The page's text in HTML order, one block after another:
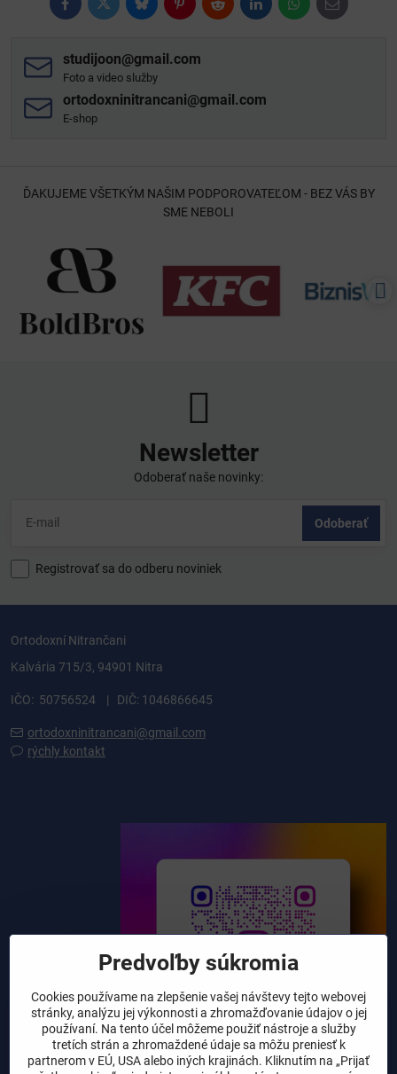
FacebookTwitterBlueskyPinterestRedditLinkedInWhatsApp
E-
mail
studijoon​@gmail​.com
Foto a video služby
ortodoxninitrancani​@gmail​.com
E-shop
ĎAKUJEME VŠETKÝM NAŠIM PODPOROVATEĽOM - BEZ VÁS BY
SME NEBOLI
Newsletter
Odoberať naše novinky:
Odoberať
Registrovať sa do odberu noviniek
Ortodoxní Nitrančani
Kalvária 715/3, 94901 Nitra
IČO: 50756524 | DIČ: 1046866645
ortodoxninitrancani@gmail.com
rýchly kontakt
Predvoľby súkromia
Cookies používame na zlepšenie vašej návštevy tejto webovej
stránky, analýzu jej výkonnosti a zhromažďovanie údajov o jej
používaní. Na tento účel môžeme použiť nástroje a služby
tretích strán a zhromaždené údaje sa môžu preniesť k
partnerom v EÚ, USA alebo iných krajinách. Kliknutím na „Prijať